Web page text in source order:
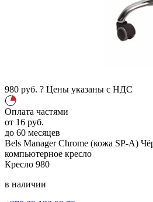
980 руб. ? Цены указаны с НДС
Оплата частями
от 16 руб.
до 60 месяцев
Bels Manager Chrome (кожа SP-A)
компьютерное кресло
Кресло 980
в наличии